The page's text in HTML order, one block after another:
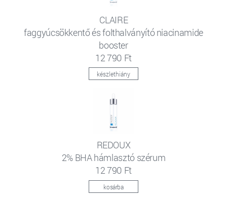
CLAIRE
faggyúcsökkentő és folthalványító niacinamide
booster
12 790 Ft
készlethiány
REDOUX
2% BHA hámlasztó szérum
12 790 Ft
kosárba